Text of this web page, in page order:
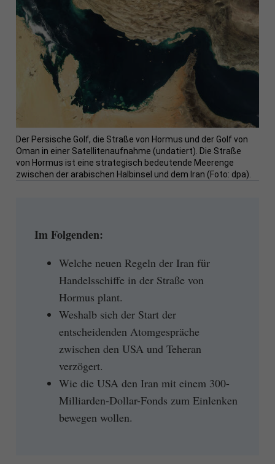
Der Persische Golf, die Straße von Hormus und der Golf von
Oman in einer Satellitenaufnahme (undatiert). Die Straße
von Hormus ist eine strategisch bedeutende Meerenge
zwischen der arabischen Halbinsel und dem Iran (Foto: dpa).
Im Folgenden:
Welche neuen Regeln der Iran für
Handelsschiffe in der Straße von
Hormus plant.
Weshalb sich der Start der
entscheidenden Atomgespräche
zwischen den USA und Teheran
verzögert.
Wie die USA den Iran mit einem 300-
Milliarden-Dollar-Fonds zum Einlenken
bewegen wollen.